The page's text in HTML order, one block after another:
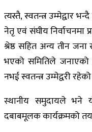
त्यस्तै, स्वतन्त्र उम्मेद्वार
नेतृ एवं संघीय निर्वाचनमा
श्रेष्ठ सहित अन्य तीन जना
भएको समितिले जनाएको
नभई स्वतन्त्र उम्मेद्वरी
स्थानीय समुदायले भने
दबाबमूलक कार्यक्रमको